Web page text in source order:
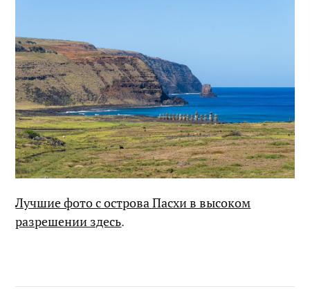
Лучшие фото с острова Пасхи в высоком
разрешении здесь.